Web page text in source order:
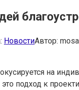
НовостиАвтор:
на
это подход к